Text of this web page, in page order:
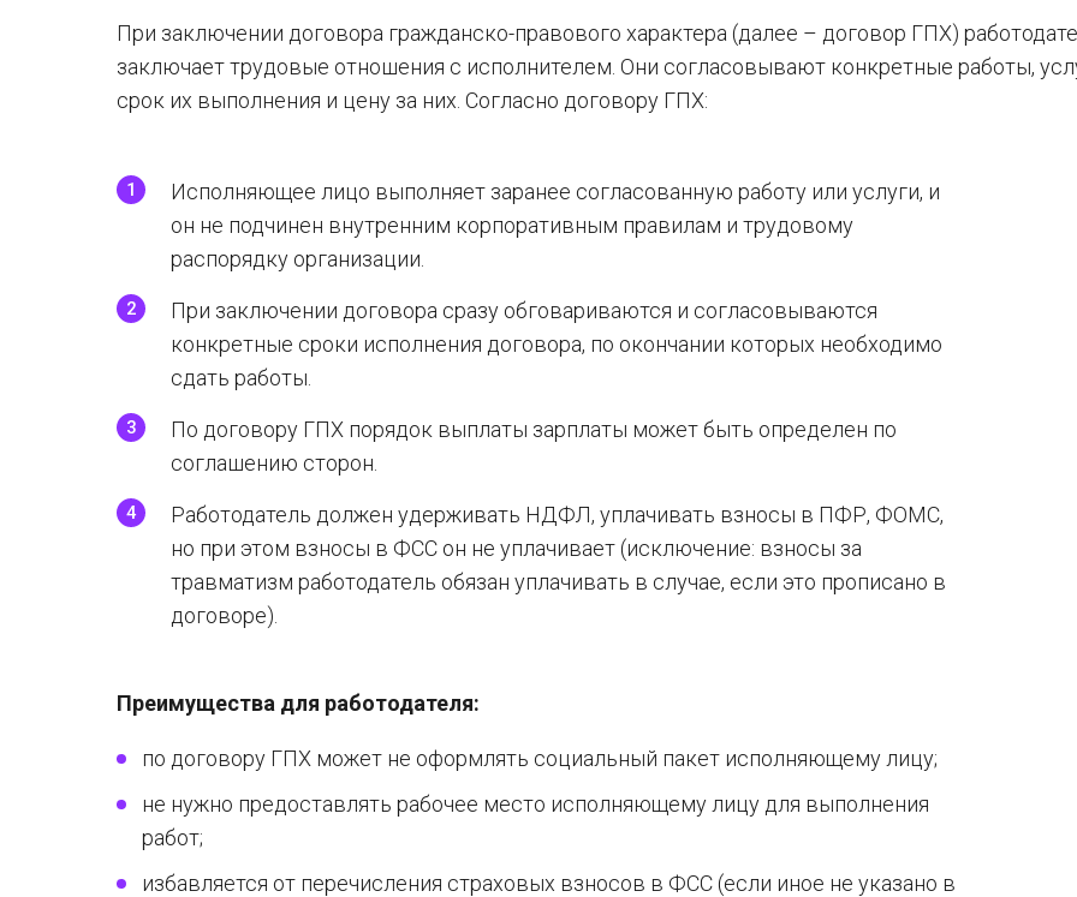
При заключении договора гражданско-правового характера (далее – договор ГПХ)
заключает трудовые отношения с исполнителем. Они согласовывают конкретные работы,
срок их выполнения и цену за них. Согласно договору ГПХ:
Исполняющее лицо выполняет заранее согласованную работу или услуги, и
он не подчинен внутренним корпоративным правилам и трудовому
распорядку организации.
При заключении договора сразу обговариваются и согласовываются
конкретные сроки исполнения договора, по окончании которых необходимо
сдать работы.
По договору ГПХ порядок выплаты зарплаты может быть определен по
соглашению сторон.
Работодатель должен удерживать НДФЛ, уплачивать взносы в ПФР, ФОМС,
но при этом взносы в ФСС он не уплачивает (исключение: взносы за
травматизм работодатель обязан уплачивать в случае, если это прописано в
договоре).
Преимущества для работодателя:
по договору ГПХ может не оформлять социальный пакет исполняющему лицу;
не нужно предоставлять рабочее место исполняющему лицу для выполнения
работ;
избавляется от перечисления страховых взносов в ФСС (если иное не указано в